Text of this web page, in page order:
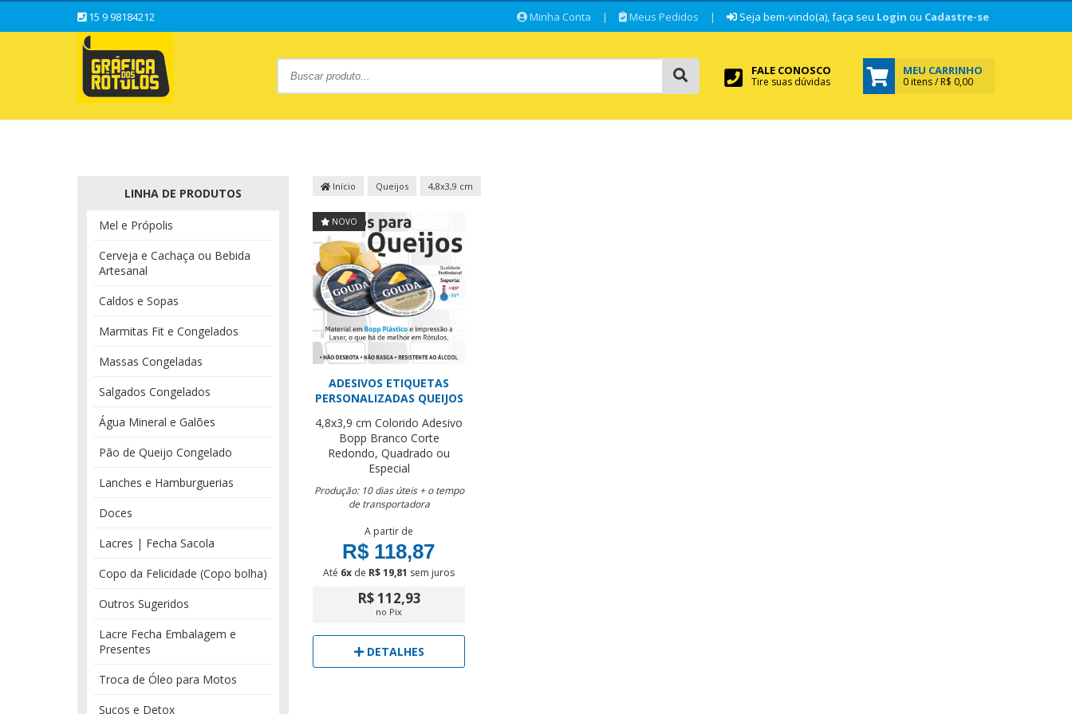
15 9 98184212 Minha Conta | Meus Pedidos | Seja bem-vindo(a), faça seu Login ou Cadastre-se
FALE CONOSCO
Tire suas dúvidas
MEU CARRINHO
0 itens / R$ 0,00
LINHA DE PRODUTOS
Mel e Própolis
Cerveja e Cachaça ou Bebida
Artesanal
Caldos e Sopas
Marmitas Fit e Congelados
Massas Congeladas
Salgados Congelados
Água Mineral e Galões
Pão de Queijo Congelado
Lanches e Hamburguerias
Doces
Lacres | Fecha Sacola
Copo da Felicidade (Copo bolha)
Outros Sugeridos
Lacre Fecha Embalagem e
Presentes
Troca de Óleo para Motos
Sucos e Detox
Início Queijos 4,8x3,9 cm
NOVO
ADESIVOS ETIQUETAS
PERSONALIZADAS QUEIJOS
4,8x3,9 cm Colorido Adesivo
Bopp Branco Corte
Redondo, Quadrado ou
Especial
Produção: 10 dias úteis + o tempo
de transportadora
A partir de
R$ 118,87
Até 6x de R$ 19,81 sem juros
R$ 112,93
no Pix
DETALHES